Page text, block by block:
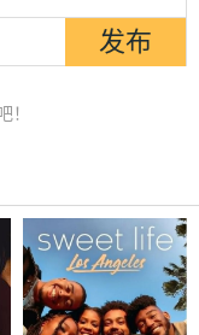
！